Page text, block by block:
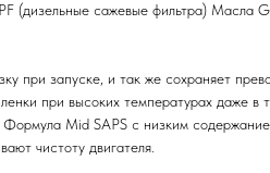
(дизельные сажевые фильтра)
при запуске, и так же сохраняет
при высоких температурах даже в
Mid SAPS с низким
чистоту двигателя.